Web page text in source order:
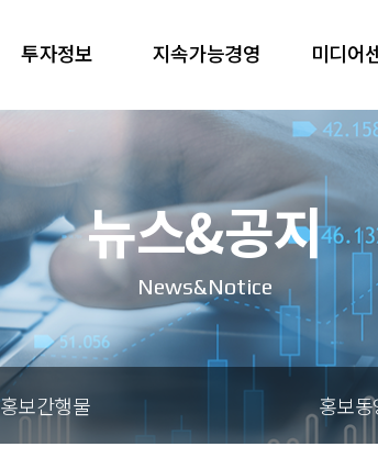
투자정보 지속가능경영 미디어
뉴스&공지
News&Notice
홍보간행물 홍보